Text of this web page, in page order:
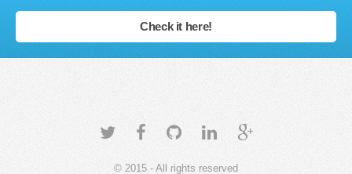
Check it here!
© 2015 - All rights reserved